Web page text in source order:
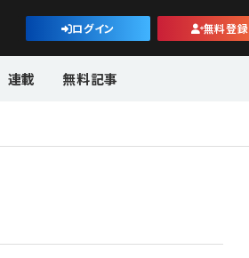
公益・一般法人オンライン
ログイン 無料登録
連載 無料記事